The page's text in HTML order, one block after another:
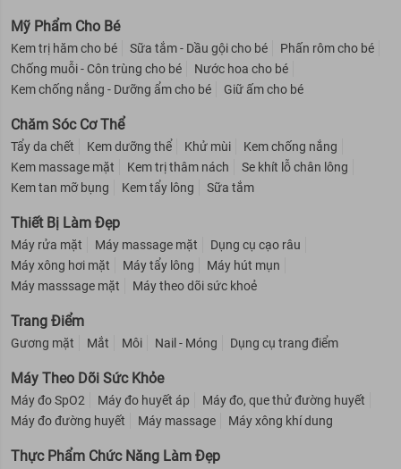
Mỹ Phẩm Cho Bé
Kem trị hăm cho bé Sữa tắm - Dầu gội cho bé
Phấn rôm cho bé
Chống muỗi - Côn trùng cho bé
Nước hoa cho bé
Kem chống nắng - Dưỡng ẩm cho bé
Giữ ấm cho bé
Chăm Sóc Cơ Thể
Tẩy da chết Kem dưỡng thể Khử mùi
Kem chống nắng
Kem massage mặt
Kem trị thâm nách
Se khít lỗ chân lông
Kem tan mỡ bụng
Kem tẩy lông Sữa tắm
Thiết Bị Làm Đẹp
Máy rửa mặt Máy massage mặt
Dụng cụ cạo râu
Máy xông hơi mặt
Máy tẩy lông
Máy hút mụn
Máy masssage mặt
Máy theo dõi sức khoẻ
Trang Điểm
Gương mặt Mắt Môi Nail - Móng Dụng cụ trang điểm
Máy Theo Dõi Sức Khỏe
Máy đo SpO2 Máy đo huyết áp
Máy đo, que thử đường huyết
Máy đo đường huyết
Máy massage Máy xông khí dung
Thực Phẩm Chức Năng Làm Đẹp